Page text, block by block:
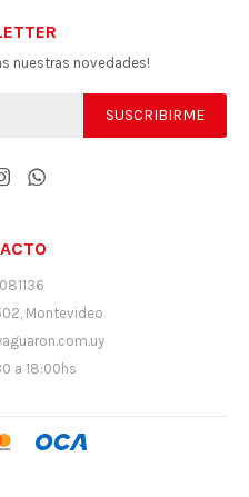
Montevideo
a 18:00hs
nuestras novedades!
SUSCRIBIRME
